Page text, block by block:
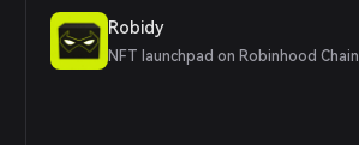
Robidy
NFT launchpad on Robinhood Chain